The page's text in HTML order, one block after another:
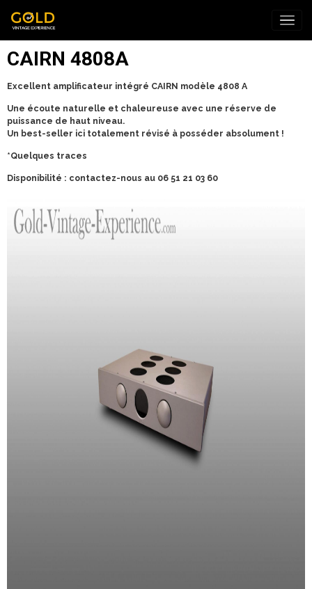
CAIRN 4808A
Excellent amplificateur intégré CAIRN modèle 4808 A
Une écoute naturelle et chaleureuse avec une réserve de
puissance de haut niveau.
Un best-seller ici totalement révisé à posséder absolument !
*Quelques traces
Disponibilité : contactez-nous au 06 51 21 03 60